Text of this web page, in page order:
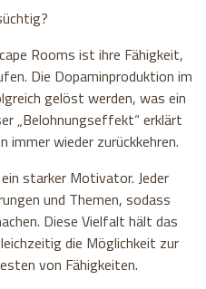
Rooms ist ihre Fähigkeit,
Die Dopaminproduktion im
gelöst werden, was ein
„Belohnungseffekt“ erklärt
immer wieder zurückkehren.
starker Motivator. Jeder
und Themen, sodass
Diese Vielfalt hält das
die Möglichkeit zur
von Fähigkeiten.